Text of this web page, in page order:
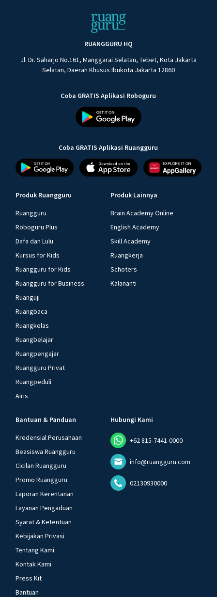
RUANGGURU HQ
Jl. Dr. Saharjo No.161, Manggarai Selatan, Tebet, Kota Jakarta
Selatan, Daerah Khusus Ibukota Jakarta 12860
Coba GRATIS Aplikasi Roboguru
Coba GRATIS Aplikasi Ruangguru
Produk Ruangguru
Ruangguru
Roboguru Plus
Dafa dan Lulu
Kursus for Kids
Ruangguru for Kids
Ruangguru for Business
Ruanguji
Ruangbaca
Ruangkelas
Ruangbelajar
Ruangpengajar
Ruangguru Privat
Ruangpeduli
Airis
Produk Lainnya
Brain Academy Online
English Academy
Skill Academy
Ruangkerja
Schoters
Kalananti
Bantuan & Panduan
Kredensial Perusahaan
Beasiswa Ruangguru
Cicilan Ruangguru
Promo Ruangguru
Laporan Kerentanan
Layanan Pengaduan
Syarat & Ketentuan
Kebijakan Privasi
Tentang Kami
Kontak Kami
Press Kit
Bantuan
Hubungi Kami
+62 815-7441-0000
info@ruangguru.com
02130930000